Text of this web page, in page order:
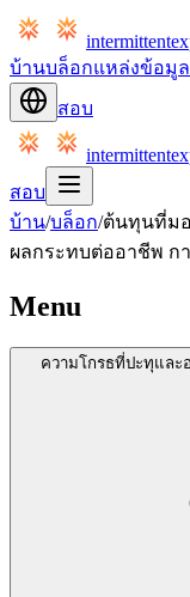
บ้านบล็อกแหล่งข้อมูล
สอบ
สอบ
บ้าน/บล็อก/ต้นทุนที่มอ
ผลกระทบต่ออาชีพ ก
Menu
ความโกรธที่ปะทุแล